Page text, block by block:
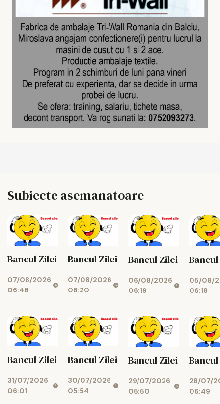
Subiecte asemanatoare
Bancul Zilei
07/08/2026
06:46
Bancul Zilei
07/08/2026
06:20
Bancul Zilei
06/08/2026
06:19
05/08/
06:18
Bancul Zilei
31/07/2026
06:01
Bancul Zilei
30/07/2026
05:54
Bancul Zilei
29/07/2026
05:50
28/07/
06:49